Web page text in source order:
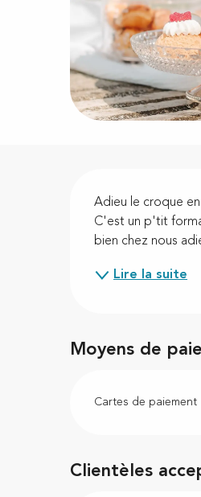
Adieu le croque
C'est un p'tit
bien chez nous
Lire la suite
Moyens de
Cartes de paiement
Clientèles